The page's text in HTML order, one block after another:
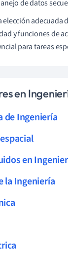
de datos
elección adecuada
y funciones de
para tareas
en
de Ingeniería
en
la Ingeniería